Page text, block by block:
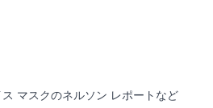
マスクのネルソン レポートなど